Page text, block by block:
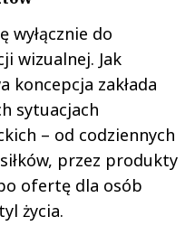
wyłącznie do
wizualnej. Jak
koncepcja zakłada
sytuacjach
– od codziennych
przez produkty
ofertę dla osób
życia.